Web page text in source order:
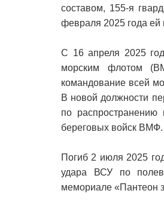
составом, 155-я
февраля 2025 года ей
С 16 апреля 2025
морским флотом
командование всей
В новой должности
по распространению
береговых войск ВМФ.
Погиб 2 июля 2025
удара ВСУ по
мемориале «Пантеон